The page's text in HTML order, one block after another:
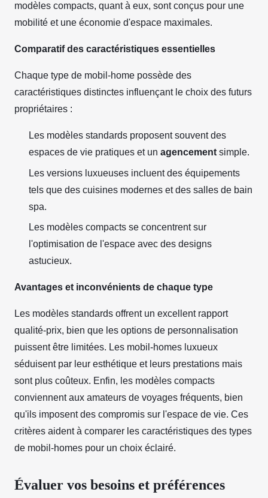
modèles compacts, quant à eux, sont conçus pour une
mobilité et une économie d'espace maximales.
Comparatif des caractéristiques essentielles
Chaque type de mobil-home possède des
caractéristiques distinctes influençant le choix des futurs
propriétaires :
Les modèles standards proposent souvent des
espaces de vie pratiques et un agencement simple.
Les versions luxueuses incluent des équipements
tels que des cuisines modernes et des salles de bain
spa.
Les modèles compacts se concentrent sur
l'optimisation de l'espace avec des designs
astucieux.
Avantages et inconvénients de chaque type
Les modèles standards offrent un excellent rapport
qualité-prix, bien que les options de personnalisation
puissent être limitées. Les mobil-homes luxueux
séduisent par leur esthétique et leurs prestations mais
sont plus coûteux. Enfin, les modèles compacts
conviennent aux amateurs de voyages fréquents, bien
qu'ils imposent des compromis sur l'espace de vie. Ces
critères aident à comparer les caractéristiques des types
de mobil-homes pour un choix éclairé.
Évaluer vos besoins et préférences